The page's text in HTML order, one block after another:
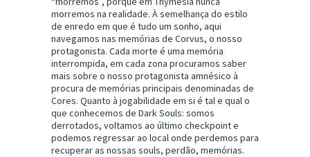
morremos na realidade. À semelhança do estilo
de enredo em que é tudo um sonho, aqui
navegamos nas memórias de Corvus, o nosso
protagonista. Cada morte é uma memória
interrompida, em cada zona procuramos saber
mais sobre o nosso protagonista amnésico à
procura de memórias principais denominadas de
Cores. Quanto à jogabilidade em si é tal e qual o
que conhecemos de Dark Souls: somos
derrotados, voltamos ao último checkpoint e
podemos regressar ao local onde perdemos para
recuperar as nossas souls, perdão, memórias.